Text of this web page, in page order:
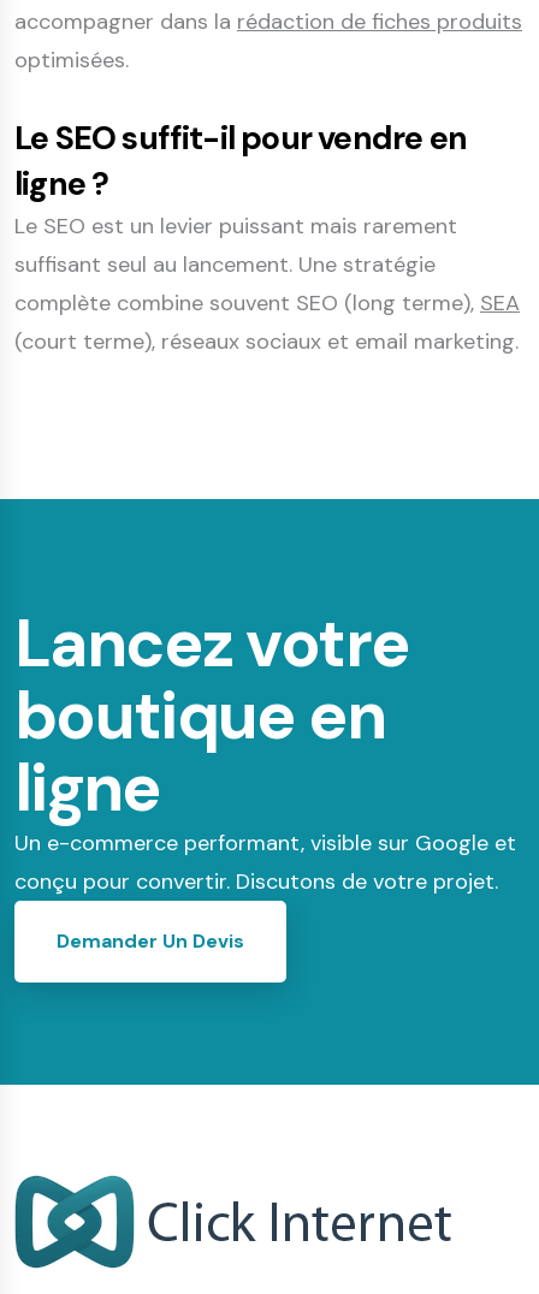
accompagner dans la rédaction de fiches produits
optimisées.
Le SEO suffit-il pour vendre en
ligne ?
Le SEO est un levier puissant mais rarement
suffisant seul au lancement. Une stratégie
complète combine souvent SEO (long terme), SEA
(court terme), réseaux sociaux et email marketing.
Lancez votre
boutique en
ligne
Un e-commerce performant, visible sur Google et
conçu pour convertir. Discutons de votre projet.
Demander Un Devis